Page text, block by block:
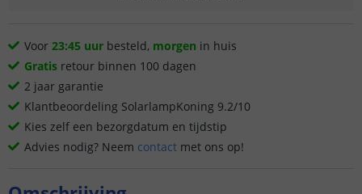
Voor 23:45 uur besteld, morgen in huis
Gratis retour binnen 100 dagen
2 jaar garantie
Klantbeoordeling SolarlampKoning 9.2/10
Kies zelf een bezorgdatum en tijdstip
Advies nodig? Neem contact met ons op!